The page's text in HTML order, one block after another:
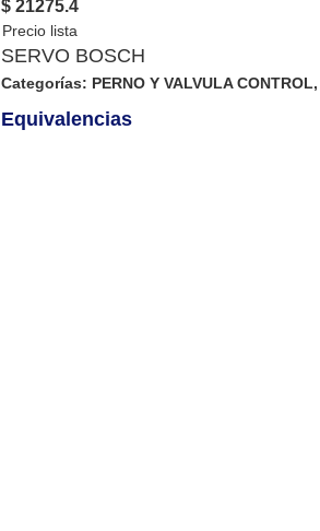
$ 21275.4
SERVO BOSCH
Categorías: PERNO Y VALVULA CONTROL,
Equivalencias